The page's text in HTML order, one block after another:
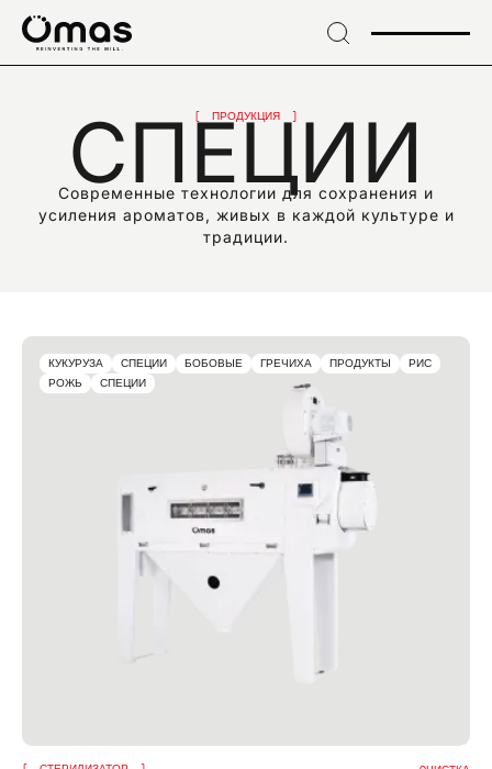
Skip
footer
ПРОДУКЦИЯ
СПЕЦИИ
Современные технологии для сохранения и
усиления ароматов, живых в каждой культуре и
традиции.
КУКУРУЗА СПЕЦИИ БОБОВЫЕ ГРЕЧИХА ПРОДУКТЫ
РИС
РОЖЬ
СПЕЦИИ
Подпишитесь на
эксклюзивные
новости и
Я подтверждаю, что ознакомился с уведомлением
об обработке данных
Я подтверждаю, что ознакомился с политикой
конфиденциальности данного сайта и даю свое
на товары или услуги.